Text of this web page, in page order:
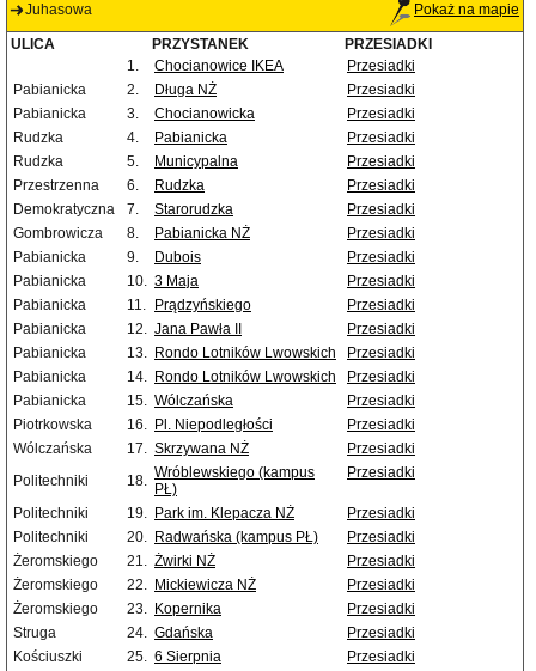
Juhasowa Pokaż na mapie
ULICA PRZYSTANEK
PRZESIADKI
1.
Chocianowice IKEA
Przesiadki
Pabianicka
2. Długa NŻ
Przesiadki
Pabianicka
3. Chocianowicka
Przesiadki
Rudzka
4. Pabianicka
Przesiadki
Rudzka
5. Municypalna
Przesiadki
Przestrzenna
6. Rudzka
Przesiadki
Demokratyczna
7. Starorudzka
Przesiadki
Gombrowicza
8. Pabianicka NŻ
Przesiadki
Pabianicka
9. Dubois
Przesiadki
Pabianicka
10. 3 Maja
Przesiadki
Pabianicka
11. Prądzyńskiego
Przesiadki
Pabianicka
12. Jana Pawła II
Przesiadki
Pabianicka
13. Rondo Lotników Lwowskich
Przesiadki
Pabianicka
14. Rondo Lotników Lwowskich
Przesiadki
Pabianicka
15. Wólczańska
Przesiadki
Piotrkowska
16. Pl. Niepodległości
Przesiadki
Wólczańska
17. Skrzywana NŻ
Przesiadki
Politechniki
18. Wróblewskiego (kampus
PŁ)
Przesiadki
Politechniki 19. Park im. Klepacza NŻ
Przesiadki
Politechniki
20. Radwańska (kampus PŁ)
Przesiadki
Żeromskiego
21. Żwirki NŻ
Przesiadki
Żeromskiego
22. Mickiewicza NŻ
Przesiadki
Żeromskiego
23. Kopernika
Przesiadki
Struga
24. Gdańska
Przesiadki
Kościuszki
25. 6 Sierpnia
Przesiadki